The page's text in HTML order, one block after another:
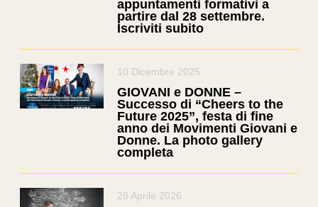
appuntamenti formativi a
partire dal 28 settembre.
Iscriviti subito
10 Dicembre 2025
GIOVANI e DONNE –
Successo di “Cheers to the
Future 2025”, festa di fine
anno dei Movimenti Giovani e
Donne. La photo gallery
completa
28 Aprile 2026